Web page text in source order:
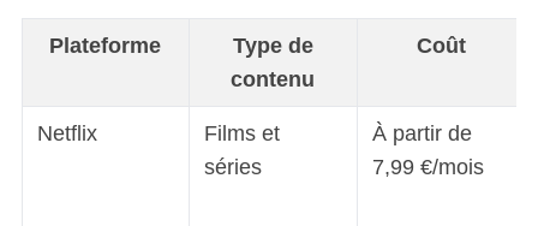
Plateforme
Type de
contenu
Coût
Netflix
Films et
séries
À partir de
7,99 €/mois